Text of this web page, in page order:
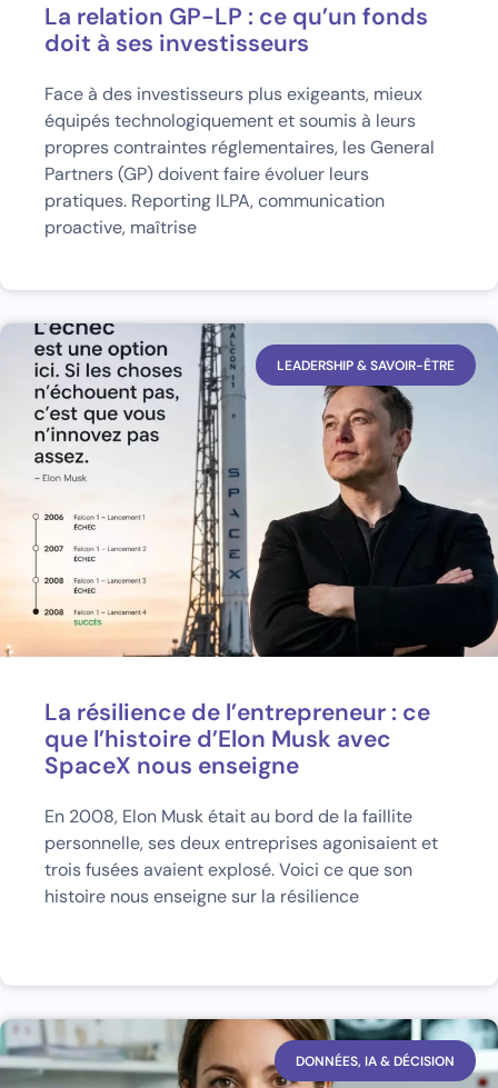
La relation GP-LP : ce qu’un fonds
doit à ses investisseurs
Face à des investisseurs plus exigeants, mieux
équipés technologiquement et soumis à leurs
propres contraintes réglementaires, les General
Partners (GP) doivent faire évoluer leurs
pratiques. Reporting ILPA, communication
proactive, maîtrise
LEADERSHIP & SAVOIR-ÊTRE
La résilience de l’entrepreneur : ce
que l’histoire d’Elon Musk avec
SpaceX nous enseigne
En 2008, Elon Musk était au bord de la faillite
personnelle, ses deux entreprises agonisaient et
trois fusées avaient explosé. Voici ce que son
histoire nous enseigne sur la résilience
DONNÉES, IA & DÉCISION